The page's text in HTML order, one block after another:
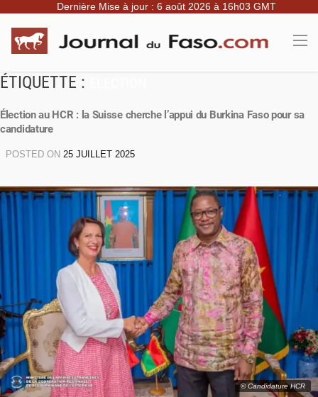
Dernière Mise à jour : 6 août 2026 à 16h03 GMT
ÉTIQUETTE :
Élection au HCR : la Suisse cherche l’appui du Burkina Faso pour sa
candidature
POSTED ON 25 JUILLET 2025
© Candidature HCR